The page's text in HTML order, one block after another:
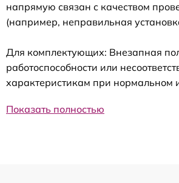
напрямую связан с качеством
(например, неправильная
Для комплектующих: Внезапная
работоспособности или
характеристикам при нормальном
Показать полностью